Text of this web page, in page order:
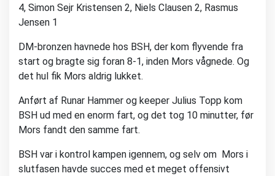
4, Simon Sejr Kristensen 2, Niels Clausen 2, Rasmus
Jensen 1
DM-bronzen havnede hos BSH, der kom flyvende fra
start og bragte sig foran 8-1, inden Mors vågnede. Og
det hul fik Mors aldrig lukket.
Anført af Runar Hammer og keeper Julius Topp kom
BSH ud med en enorm fart, og det tog 10 minutter, før
Mors fandt den samme fart.
BSH var i kontrol kampen igennem, og selv om Mors i
slutfasen havde succes med et meget offensivt